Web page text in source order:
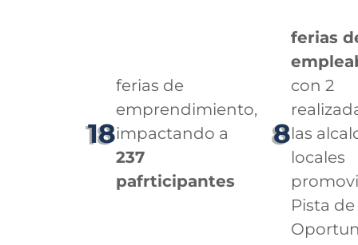
18
ferias de
emprendimiento,
impactando a
237
pafrticipantes
8
ferias
con 2
las
locales
Pista de